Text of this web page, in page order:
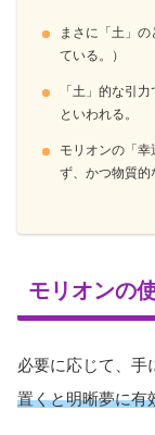
まさに「土」
ている。）
「土」的な引
といわれる。
モリオンの「
ず、かつ物質的
モリオンの
必要に応じて、手
置くと明晰夢に有